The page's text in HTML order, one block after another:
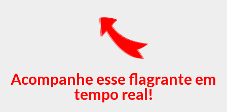
Acompanhe esse flagrante em
tempo real!